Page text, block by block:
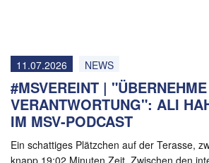
11.07.2026 NEWS
#MSVEREINT |
VERANTWORTUNG": ALI
IM MSV-PODCAST
Ein schattiges Plätzchen auf der Terasse,